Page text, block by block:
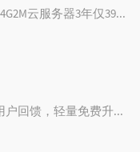
腾讯云完成云+开发者认证，2C4G2M云服务器3年仅398元(限新)！
腾讯云轻量应用服务器，百万用户回馈，轻量免费升配！